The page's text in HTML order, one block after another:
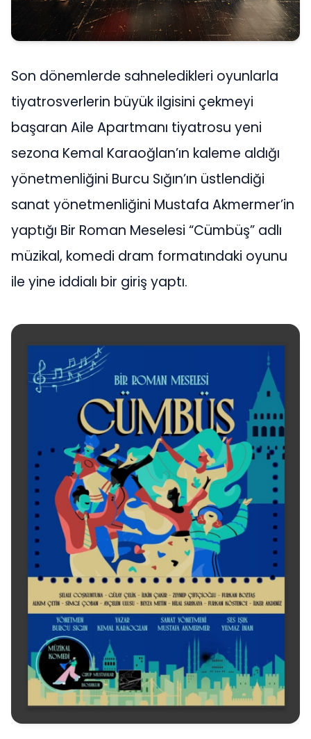
Son dönemlerde sahneledikleri oyunlarla
tiyatrosverlerin büyük ilgisini çekmeyi
başaran Aile Apartmanı tiyatrosu yeni
sezona Kemal Karaoğlan’ın kaleme aldığı
yönetmenliğini Burcu Sığın’ın üstlendiği
sanat yönetmenliğini Mustafa Akmermer’in
yaptığı Bir Roman Meselesi “Cümbüş” adlı
müzikal, komedi dram formatındaki oyunu
ile yine iddialı bir giriş yaptı.